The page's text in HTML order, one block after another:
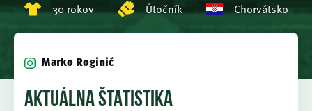
30 rokov Útočník Chorvátsko
Marko Roginić
AKTUÁLNA ŠTATISTIKA